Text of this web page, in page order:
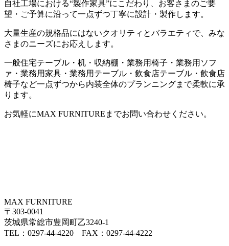
自社工場における“製作家具”にこだわり、お客さまのご要
望・ご予算に沿って一点ずつ丁寧に設計・製作します。
大量生産の規格品にはないクオリティとバラエティで、みな
さまのニーズにお応えします。
一般住宅テーブル・机・収納棚・業務用椅子・業務用ソフ
ァ・業務用家具・業務用テーブル・飲食店テーブル・飲食店
椅子など一点ずつから内装全体のプランニングまで柔軟に承
ります。
お気軽にMAX FURNITUREまでお問い合わせください。
MAX FURNITURE
〒303-0041
茨城県常総市豊岡町乙3240-1
TEL：0297-44-4220 FAX：0297-44-4222